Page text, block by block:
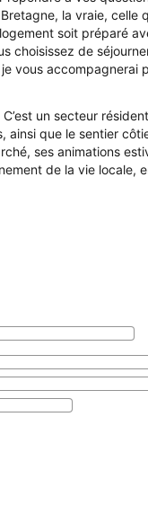
la vraie, celle
soit préparé
de séjourner
vous accompagnerai
un secteur
que le sentier
ses animations
de la vie locale,
Voir les
Voir les